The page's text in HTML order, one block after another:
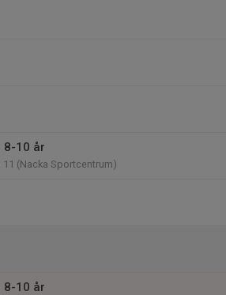
8-10 år
(Nacka Sportcentrum)
8-10 år